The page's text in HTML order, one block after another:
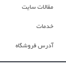
مقالات سایت
خدمات
آدرس فروشگاه